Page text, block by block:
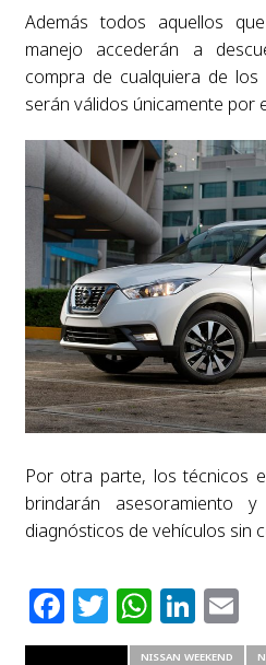
Además todos aquellos
manejo accederán a
compra de cualquiera de
serán válidos únicamente por
Por otra parte, los técnicos
brindarán asesoramiento
diagnósticos de vehículos sin
Facebook
Twitter
NISSAN WEEKEND